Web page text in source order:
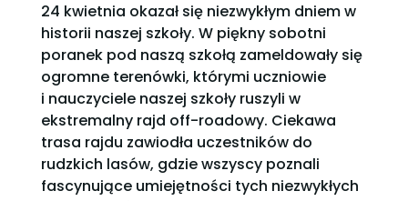
24 kwietnia okazał się niezwykłym dniem w
historii naszej szkoły. W piękny sobotni
poranek pod naszą szkołą zameldowały się
ogromne terenówki, którymi uczniowie
i nauczyciele naszej szkoły ruszyli w
ekstremalny rajd off-roadowy. Ciekawa
trasa rajdu zawiodła uczestników do
rudzkich lasów, gdzie wszyscy poznali
fascynujące umiejętności tych niezwykłych